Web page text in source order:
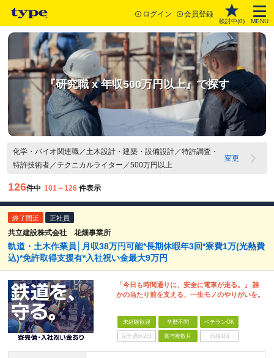
ログイン 会員登録
検討中(0) MENU
『研究職 x 年収500万円以上』で探す
化学・バイオ関連職／土木設計・建築・設備設計／特許調査・
特許技術者／テクニカルライター／500万円以上
変更
126件中 101～126 件表示
終了間近 正社員
共立建設株式会社 花畑事業所
軌道・土木作業員│月収38万円可能*長期休暇年3回*寮費1万(光熱費
込)*免許取得支援有*入社祝い金最大9万円
「今日も時間通りに、安全に電車が走る。」 誰
かの当たり前を支える、一生モノのやりがいを。
未経験歓迎 学歴不問 ベテランOK
完全週休2日 賞与複数月 面接1回